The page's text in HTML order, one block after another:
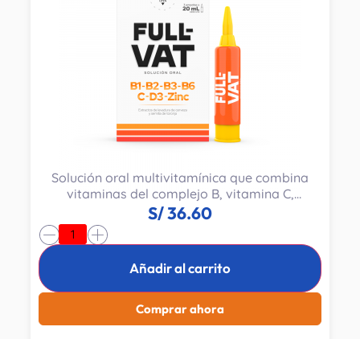
Solución oral multivitamínica que combina
vitaminas del complejo B, vitamina C,
vitamina D3 y zinc para apoyar el
metabolismo energético.
S/36.60
-
Añadir al carrito
Comprar ahora